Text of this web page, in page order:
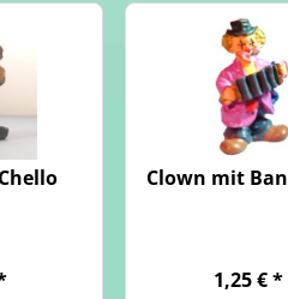
Clown mit
1,25 € *